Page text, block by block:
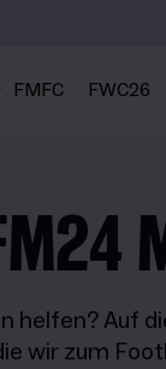
FMFC FWC26
helfen? Auf
wir zum